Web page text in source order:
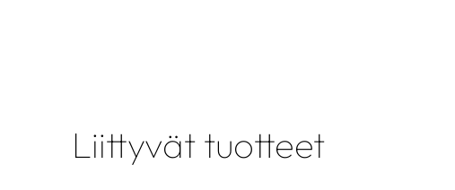
Liittyvät tuotteet